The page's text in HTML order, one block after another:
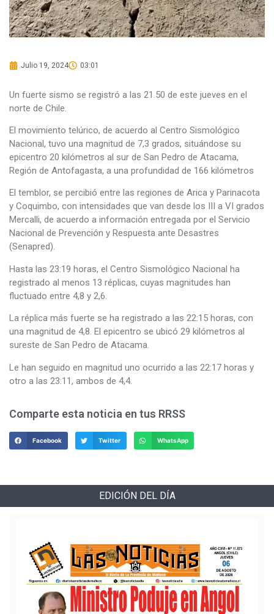
Julio 19, 2024 03:01
Un fuerte sismo se registró a las 21.50 de este jueves en el
norte de Chile.
El movimiento telúrico, de acuerdo al Centro Sismológico
Nacional, tuvo una magnitud de 7,3 grados, situándose su
epicentro 20 kilómetros al sur de San Pedro de Atacama,
Región de Antofagasta, a una profundidad de 166 kilómetros
El temblor, se percibió entre las regiones de Arica y Parinacota
y Coquimbo, con intensidades que van desde los III a VI grados
Mercalli, de acuerdo a información entregada por el Servicio
Nacional de Prevención y Respuesta ante Desastres
(Senapred).
Hasta las 23:19 horas, el Centro Sismológico Nacional ha
registrado al menos 13 réplicas, cuyas magnitudes han
fluctuado entre 4,8 y 2,6.
La réplica más fuerte se ha registrado a las 22:15 horas, con
una magnitud de 4,8. El epicentro se ubicó 29 kilómetros al
sureste de San Pedro de Atacama.
Le han seguido en magnitud uno ocurrido a las 22:17 horas y
otro a las 23:11, ambos de 4,4.
Comparte esta noticia en tus RRSS
Facebook Twitter WhatsApp
EDICIÓN DEL DÍA